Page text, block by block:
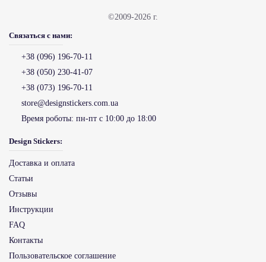
©2009-2026 г.
Связаться с нами:
+38 (096) 196-70-11
+38 (050) 230-41-07
+38 (073) 196-70-11
store@designstickers.com.ua
Время роботы: пн-пт с 10:00 до 18:00
Design Stickers:
Доставка и оплата
Статьи
Отзывы
Инструкции
FAQ
Контакты
Пользовательское соглашение